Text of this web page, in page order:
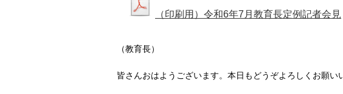
（印刷用）令和6年7月教育長定例記者会見
（教育長）
皆さんおはようございます。本日もどうぞよろしくお願い